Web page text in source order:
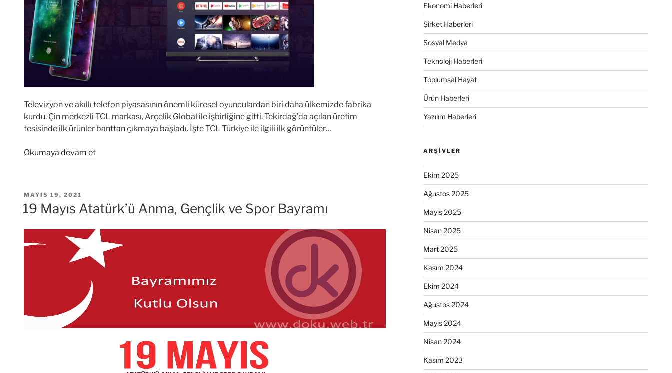
Televizyon ve akıllı telefon piyasasının önemli küresel oyunculardan biri daha ülkemizde fabrika
kurdu. Çin merkezli TCL markası, Arçelik Global ile işbirliğine gitti. Tekirdağ’da açılan üretim
tesisinde ilk ürünler banttan çıkmaya başladı. İşte TCL Türkiye ile ilgili ilk görüntüler…
Okumaya devam et“Uzakdoğulu
Başladı”
YAYIM
TARIHI
MAYIS 19, 2021
19 Mayıs Atatürk’ü Anma, Gençlik ve Spor Bayramı
Ekonomi Haberleri
Şirket Haberleri
Sosyal Medya
Teknoloji Haberleri
Toplumsal Hayat
Ürün Haberleri
Yazılım Haberleri
ARŞIVLER
Ekim 2025
Ağustos 2025
Mayıs 2025
Nisan 2025
Mart 2025
Kasım 2024
Ekim 2024
Ağustos 2024
Mayıs 2024
Nisan 2024
Kasım 2023